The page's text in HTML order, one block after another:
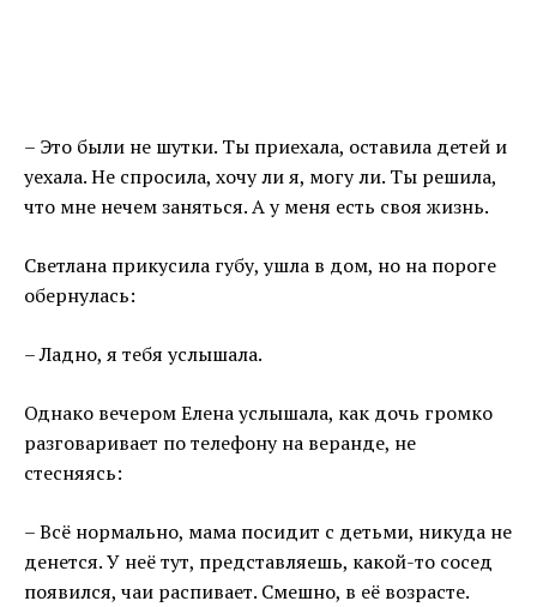
– Это были не шутки. Ты приехала, оставила детей и
уехала. Не спросила, хочу ли я, могу ли. Ты решила,
что мне нечем заняться. А у меня есть своя жизнь.
Светлана прикусила губу, ушла в дом, но на пороге
обернулась:
– Ладно, я тебя услышала.
Однако вечером Елена услышала, как дочь громко
разговаривает по телефону на веранде, не
стесняясь:
– Всё нормально, мама посидит с детьми, никуда не
денется. У неё тут, представляешь, какой-то сосед
появился, чаи распивает. Смешно, в её возрасте.